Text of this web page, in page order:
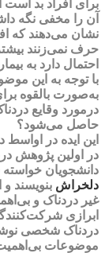
برای افراد بد
آن را مخفی نگه
نشان می‌دهند که
حرف نمی‌زنند
احتمال دارد به
با توجه به این
به‌صورت بالقوه
درمورد وقایع
حاصل می‌شود؟
در اولین پژوهش
دانشجویان
دلخراش بنویسند
ابرازی
دردناک شخصی
موضوعات بی‌اهمیت